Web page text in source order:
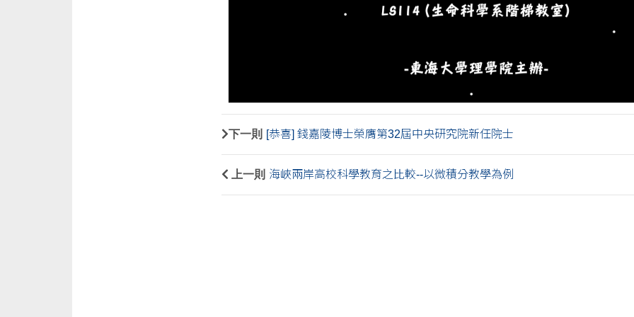
下一則 [恭喜] 錢嘉陵博士榮膺第32屆中央研究院新任院士
上一則 海峽兩岸高校科學教育之比較--以微積分教學為例